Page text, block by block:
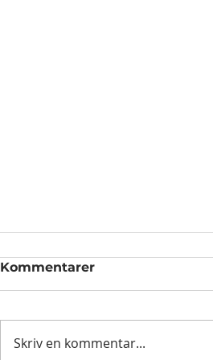
Kommentarer
Skriv en kommentar...